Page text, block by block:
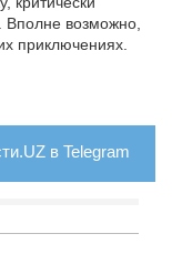
Вполне возможно,
приключениях.
в Telegram